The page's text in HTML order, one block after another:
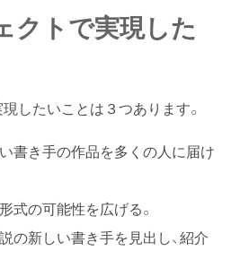
クトで実現した
したいことは３つあります。
書き手の作品を多くの人に届け
の可能性を広げる。
新しい書き手を見出し、紹介